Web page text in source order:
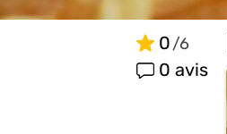
0
0 avis